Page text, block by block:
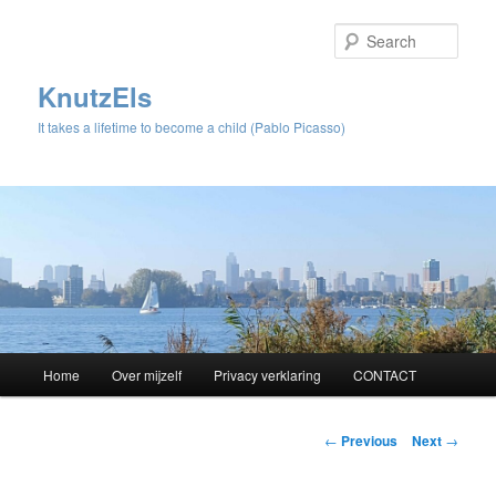
KnutzEls
It takes a lifetime to become a child (Pablo Picasso)
Skip
Home Over mijzelf Privacy verklaring CONTACT
Post
← Previous Next →